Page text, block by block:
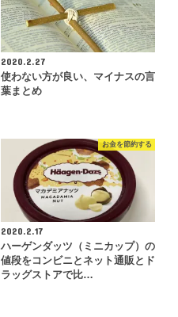
2020.2.27
使わない方が良い、マイナスの言
葉まとめ
お金を節約する
2020.2.17
ハーゲンダッツ（ミニカップ）の
値段をコンビニとネット通販とド
ラッグストアで比…